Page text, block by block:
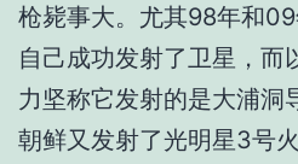
枪毙事大。尤其98年和
自己成功发射了卫星，而
力坚称它发射的是大浦洞
朝鲜又发射了光明星3号